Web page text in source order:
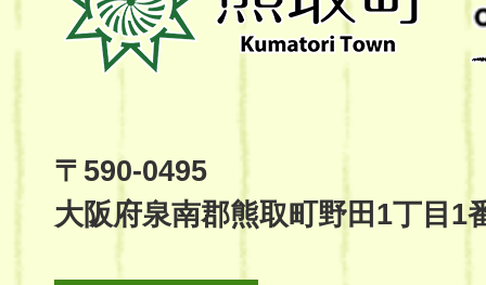
町
Kumatori
Site
〒590-0495
大阪府泉南郡熊取町野田1丁目1